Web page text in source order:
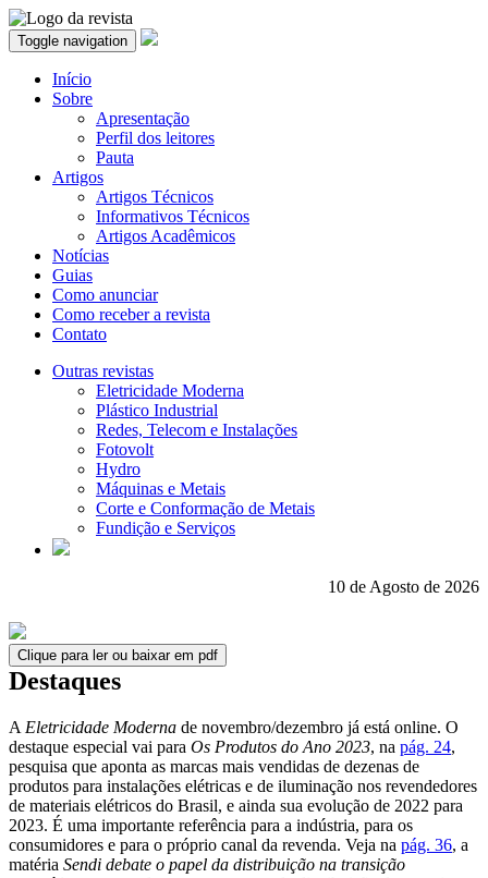
Toggle navigation
Início
Sobre
Apresentação
Perfil dos leitores
Pauta
Artigos
Artigos Técnicos
Informativos Técnicos
Artigos Acadêmicos
Notícias
Guias
Como anunciar
Como receber a revista
Contato
Outras revistas
Eletricidade Moderna
Plástico Industrial
Redes, Telecom e Instalações
Fotovolt
Hydro
Máquinas e Metais
Corte e Conformação de Metais
Fundição e Serviços
10 de Agosto de 2026
Clique para ler ou baixar em pdf
Destaques
A Eletricidade Moderna de novembro/dezembro já está online. O
destaque especial vai para Os Produtos do Ano 2023, na pág. 24,
pesquisa que aponta as marcas mais vendidas de dezenas de
produtos para instalações elétricas e de iluminação nos revendedores
de materiais elétricos do Brasil, e ainda sua evolução de 2022 para
2023. É uma importante referência para a indústria, para os
consumidores e para o próprio canal da revenda. Veja na pág. 36, a
matéria Sendi debate o papel da distribuição na transição